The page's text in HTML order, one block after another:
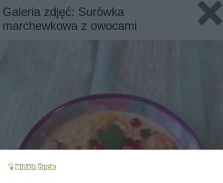
Galeria zdjęć: Surówka
marchewkowa z owocami